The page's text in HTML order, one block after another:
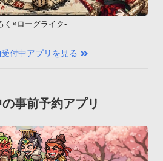
く×ローグライク-
付中アプリを見る
事前予約アプリ